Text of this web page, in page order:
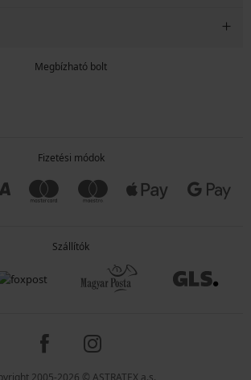
Megbízható bolt
Fizetési módok
Szállítók
2005-2026 © ASTRATEX a.s.